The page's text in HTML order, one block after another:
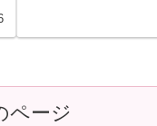
ページ